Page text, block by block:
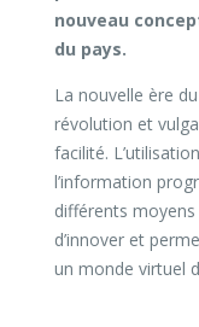
nouveau
du pays.
La nouvelle ère
révolution et
facilité.
l’information
différents
d’innover et
un monde virtuel